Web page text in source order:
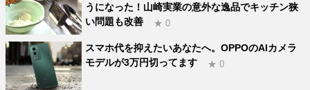
うになった！山崎実業の意外な逸品でキッチン狭
い問題も改善
★ 0
スマホ代を抑えたいあなたへ。OPPOのAIカメラ
モデルが3万円切ってます
★ 0